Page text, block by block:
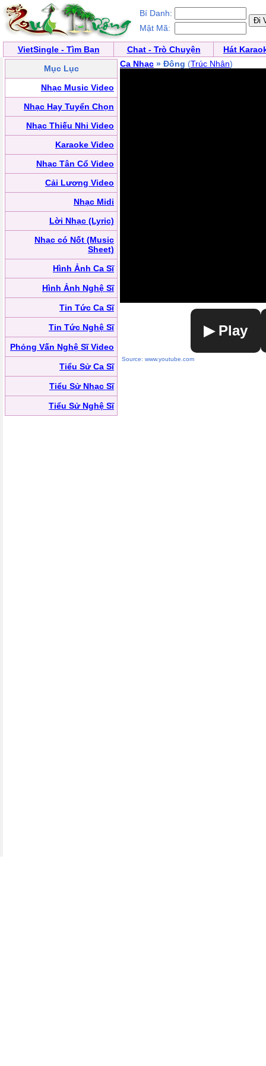
Bí Danh:
Mật Mã:
VietSingle - Tìm Bạn Chat - Trò Chuyện
Hát
Mục Lục
Nhạc Music Video
Nhạc Hay Tuyển Chọn
Nhạc Thiếu Nhi Video
Karaoke Video
Nhạc Tân Cổ Video
Cải Lương Video
Nhạc Midi
Lời Nhạc (Lyric)
Nhạc có Nốt (Music
Sheet)
Hình Ảnh Ca Sĩ
Hình Ảnh Nghệ Sĩ
Tin Tức Ca Sĩ
Tin Tức Nghệ Sĩ
Phỏng Vấn Nghệ Sĩ Video
Tiểu Sử Ca Sĩ
Tiểu Sử Nhạc Sĩ
Tiểu Sử Nghệ Sĩ
Ca Nhạc » Đông (Trúc Nhân)
▶ Play
Source: www.youtube.com